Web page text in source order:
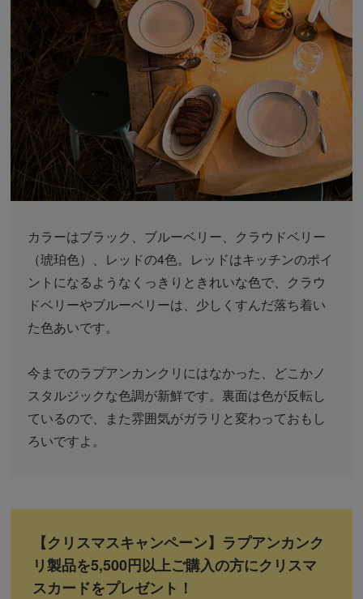
カラーはブラック、ブルーベリー、クラウドベリー
（琥珀色）、レッドの4色。レッドはキッチンのポイ
ントになるようなくっきりときれいな色で、クラウ
ドベリーやブルーベリーは、少しくすんだ落ち着い
た色あいです。
今までのラプアンカンクリにはなかった、どこかノ
スタルジックな色調が新鮮です。裏面は色が反転し
ているので、また雰囲気がガラリと変わっておもし
ろいですよ。
【クリスマスキャンペーン】ラプアンカンク
リ製品を5,500円以上ご購入の方にクリスマ
スカードをプレゼント！